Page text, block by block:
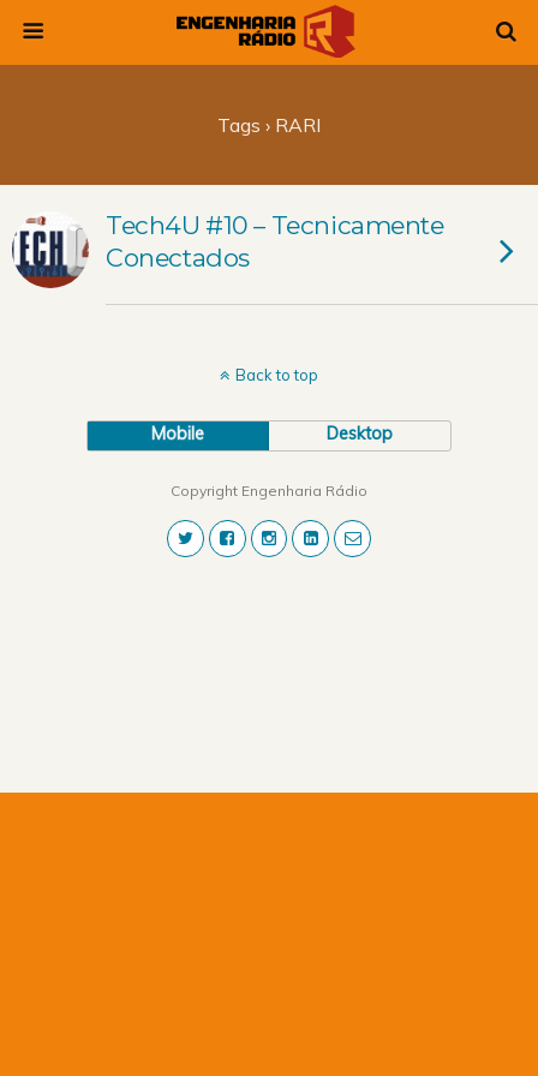
Tags › RARI
Tech4U #10 – Tecnicamente
Conectados
Back to top
Mobile Desktop
Copyright Engenharia Rádio